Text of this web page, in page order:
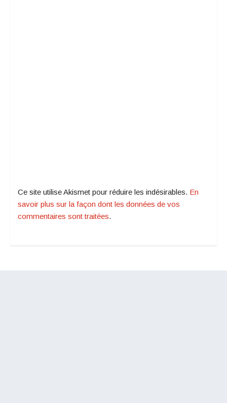
Ce site utilise Akismet pour réduire les indésirables. En
savoir plus sur la façon dont les données de vos
commentaires sont traitées.